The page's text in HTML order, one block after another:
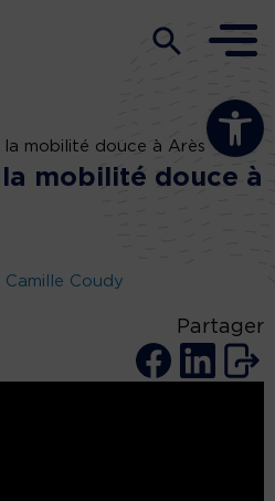
Ouvrir la
la mobilité douce à Arès
la mobilité douce à
Camille Coudy
Partager